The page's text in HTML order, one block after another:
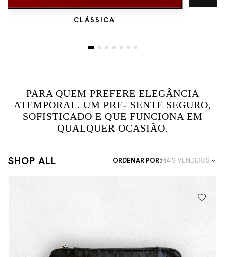
CLÁSSICA
PARA QUEM PREFERE ELEGÂNCIA
ATEMPORAL. UM PRE- SENTE SEGURO,
SOFISTICADO E QUE FUNCIONA EM
QUALQUER OCASIÃO.
SHOP ALL ORDENAR POR:MAIS VENDIDOS